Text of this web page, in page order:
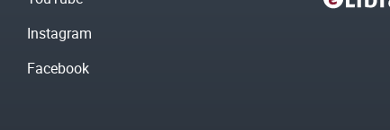
Instagram
Facebook